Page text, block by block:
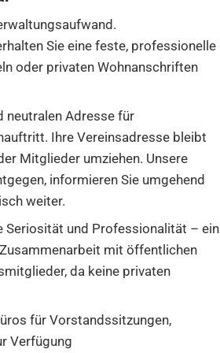
Sie eine feste, professionelle
oder privaten Wohnanschriften
neutralen Adresse für
Ihre Vereinsadresse bleibt
Mitglieder umziehen. Unsere
informieren Sie umgehend
weiter.
Seriosität und Professionalität – ein
mit öffentlichen
da keine privaten
für Vorstandssitzungen,
Verfügung